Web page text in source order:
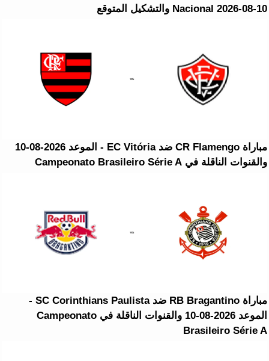
Nacional 2026-08-10 والتشكيل المتوقع
مباراة CR Flamengo ضد EC Vitória - الموعد 2026-08-10
والقنوات الناقلة في Campeonato Brasileiro Série A
مباراة RB Bragantino ضد SC Corinthians Paulista -
الموعد 2026-08-10 والقنوات الناقلة في Campeonato
Brasileiro Série A